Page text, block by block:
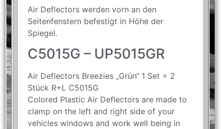
Air Deflectors werden vorn an den
Seitenfenstern befestigt in Höhe der
Spiegel.
C5015G – UP5015GR
Air Deflectors Breezies „Grün“ 1 Set = 2
Stück R+L C5015G
Colored Plastic Air Deflectors are made to
clamp on the left and right side of your
vehicles windows and work well being in